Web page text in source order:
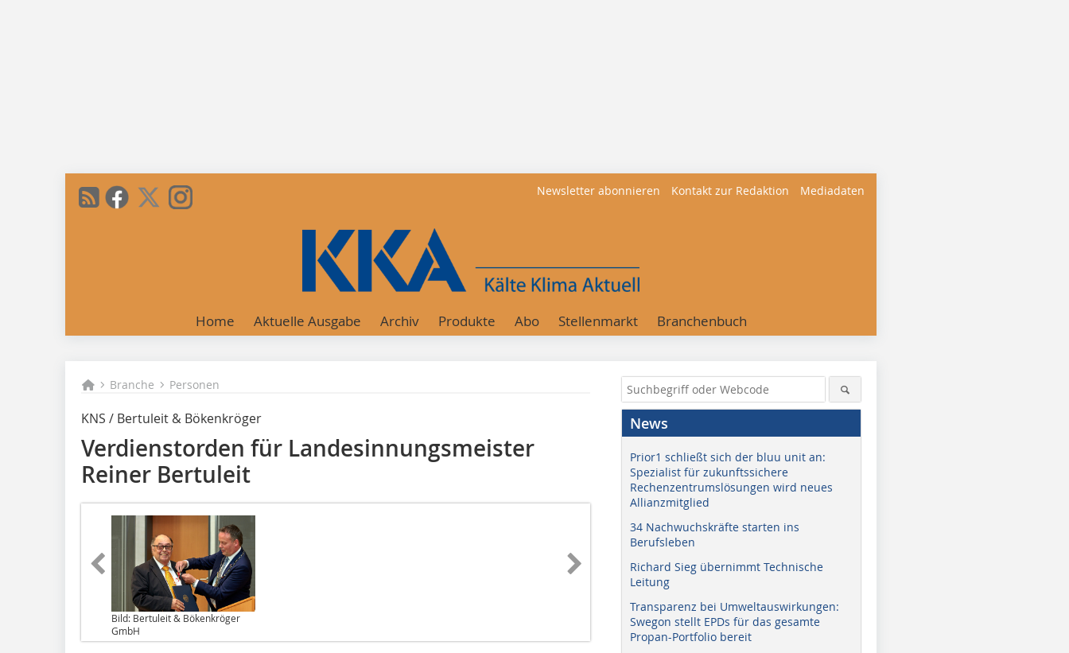
Newsletter abonnieren Kontakt zur Redaktion Mediadaten
Home Aktuelle Ausgabe Archiv Produkte Abo Stellenmarkt Branchenbuch
Branche Personen
KNS / Bertuleit & Bökenkröger
Verdienstorden für Landesinnungsmeister
Reiner Bertuleit
Bild: Bertuleit & Bökenkröger
GmbH
News
Prior1 schließt sich der bluu unit an:
Spezialist für zukunftssichere
Rechenzentrumslösungen wird neues
Allianzmitglied
34 Nachwuchskräfte starten ins
Berufsleben
Richard Sieg übernimmt Technische
Leitung
Transparenz bei Umweltauswirkungen:
Swegon stellt EPDs für das gesamte
Propan-Portfolio bereit